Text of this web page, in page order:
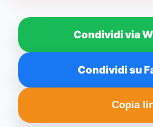
Condividi via
Condividi su
Copia